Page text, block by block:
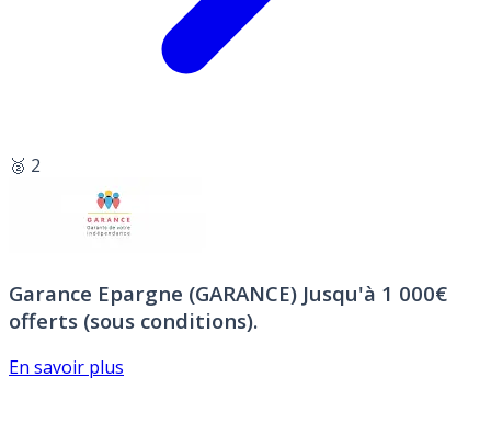
🥈 2
Garance Epargne (GARANCE) Jusqu'à 1 000€
offerts (sous conditions).
En savoir plus